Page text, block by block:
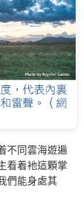
同雲海遊遍
看着衪這顆掌
們能身處其